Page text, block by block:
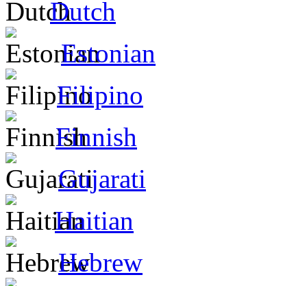
Dutch
Estonian
Filipino
Finnish
Gujarati
Haitian
Hebrew